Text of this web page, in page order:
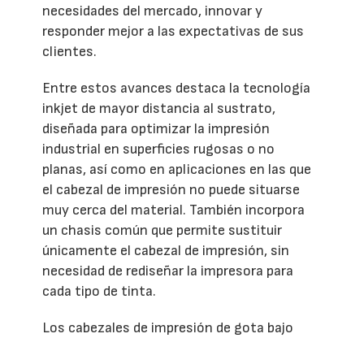
necesidades del mercado, innovar y
responder mejor a las expectativas de sus
clientes.
Entre estos avances destaca la tecnología
inkjet de mayor distancia al sustrato,
diseñada para optimizar la impresión
industrial en superficies rugosas o no
planas, así como en aplicaciones en las que
el cabezal de impresión no puede situarse
muy cerca del material. También incorpora
un chasis común que permite sustituir
únicamente el cabezal de impresión, sin
necesidad de rediseñar la impresora para
cada tipo de tinta.
Los cabezales de impresión de gota bajo